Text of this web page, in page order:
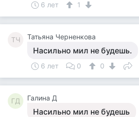
6 лет 1
ТЧ Татьяна Черненкова
Насильно мил не будешь.
6 лет 0 0
ГД Галина Д
Насильно мил не будешь